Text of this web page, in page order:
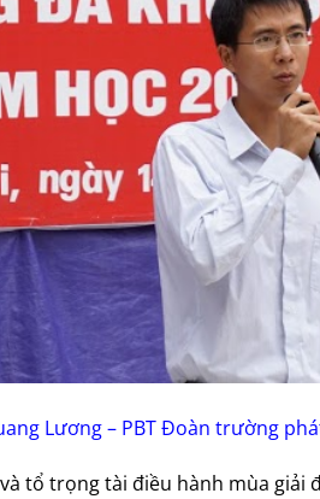
Lương – PBT Đoàn trường
tổ trọng tài điều hành mùa giải